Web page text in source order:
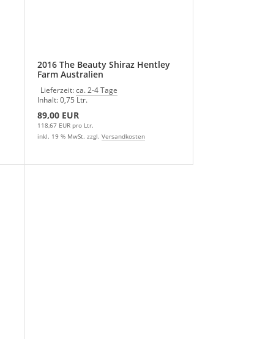
2016 The Beauty Shiraz Hentley
Farm Australien
Lieferzeit:ca. 2-4 Tage
Inhalt: 0,75 Ltr.
89,00 EUR
118,67 EUR pro Ltr.
inkl. 19 % MwSt. zzgl.Versandkosten